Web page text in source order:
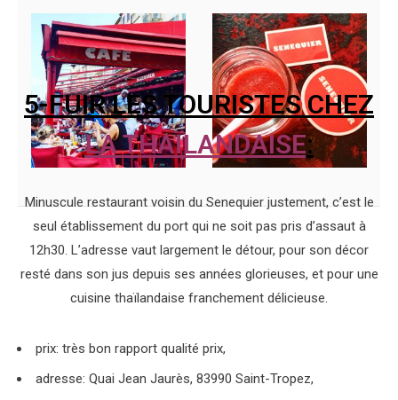
5-FUIR LES TOURISTES CHEZ
LA THAÏLANDAISE:
Minuscule restaurant voisin du Senequier justement, c’est le
seul établissement du port qui ne soit pas pris d’assaut à
12h30. L’adresse vaut largement le détour, pour son décor
resté dans son jus depuis ses années glorieuses, et pour une
cuisine thaïlandaise franchement délicieuse.
prix: très bon rapport qualité prix,
adresse: Quai Jean Jaurès, 83990 Saint-Tropez,